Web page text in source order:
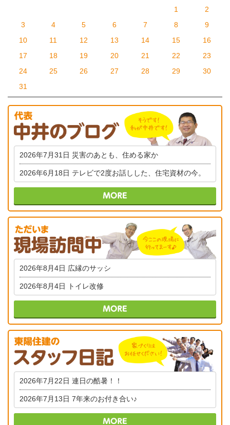
1
2
3
4 5 6 7 8
9
10
11 12 13 14 15
16
17
18 19 20 21 22
23
24
25 26 27 28 29
30
31
2026年7月31日 災害のあとも、住める家か
2026年6月18日 テレビで2度お話しした、住宅資材の今。
2026年8月4日 広縁のサッシ
2026年8月4日 トイレ改修
2026年7月22日 連日の酷暑！！
2026年7月13日 7年来のお付き合い♪